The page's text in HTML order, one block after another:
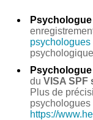
Psychologue
psychologues
duVISA SPF
Plus de
psychologues
https://